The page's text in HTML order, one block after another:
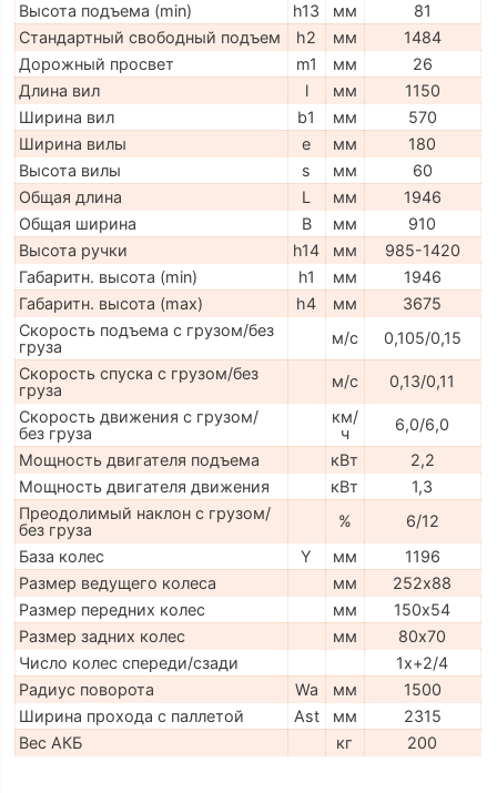
Высота подъема (min)
h13 мм
81
Стандартный свободный подъем
h2 мм
1484
Дорожный просвет
m1 мм
26
Длина вил
l мм
1150
Ширина вил
b1 мм
570
Ширина вилы
e мм
180
Высота вилы
s мм
60
Общая длина
L мм
1946
Общая ширина
B мм
910
Высота ручки
h14 мм
985-1420
Габаритн. высота (min)
h1 мм
1946
Габаритн. высота (max)
h4 мм
3675
Скорость подъема с грузом/без
груза
м/с
0,105/0,15
Скорость спуска с грузом/без
груза
м/с
0,13/0,11
Скорость движения с грузом/
без груза
км/
ч
6,0/6,0
Мощность двигателя подъема
кВт
2,2
Мощность двигателя движения
кВт
1,3
Преодолимый наклон с грузом/
без груза
%
6/12
База колес
Y мм
1196
Размер ведущего колеса
мм
252х88
Размер передних колес
мм
150х54
Размер задних колес
мм
80х70
Число колес спереди/сзади
1x+2/4
Радиус поворота
Wa мм
1500
Ширина прохода с паллетой
Ast мм
2315
Вес АКБ
кг 200